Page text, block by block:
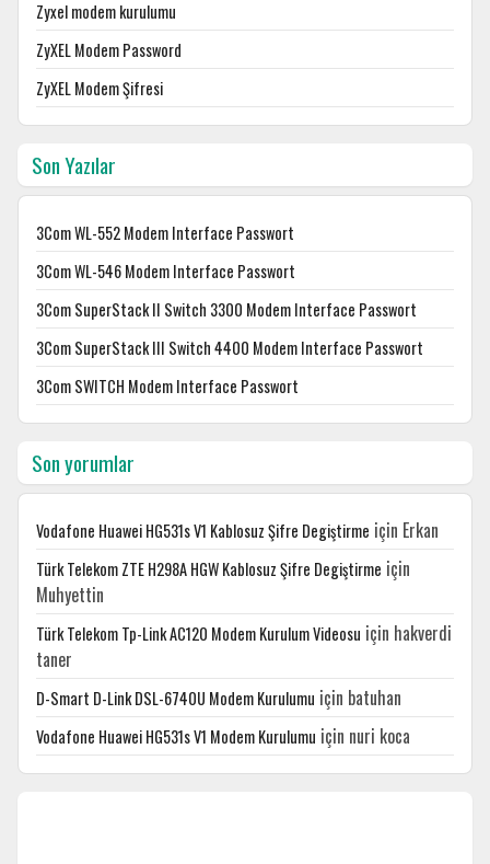
Zyxel modem kurulumu
ZyXEL Modem Password
ZyXEL Modem Şifresi
Son Yazılar
3Com WL-552 Modem Interface Passwort
3Com WL-546 Modem Interface Passwort
3Com SuperStack II Switch 3300 Modem Interface Passwort
3Com SuperStack III Switch 4400 Modem Interface Passwort
3Com SWITCH Modem Interface Passwort
Son yorumlar
Vodafone Huawei HG531s V1 Kablosuz Şifre Degiştirme için Erkan
Türk Telekom ZTE H298A HGW Kablosuz Şifre Degiştirme için
Muhyettin
Türk Telekom Tp-Link AC120 Modem Kurulum Videosu için hakverdi
taner
D-Smart D-Link DSL-6740U Modem Kurulumu için batuhan
Vodafone Huawei HG531s V1 Modem Kurulumu için nuri koca